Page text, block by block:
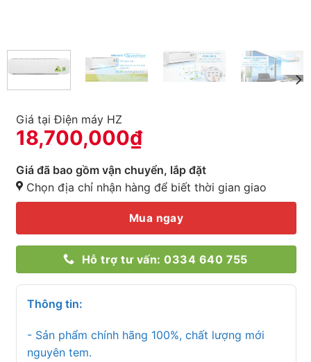
Giá tại Điện máy HZ
18,700,000₫
Giá đã bao gồm vận chuyển, lắp đặt
Chọn địa chỉ nhận hàng để biết thời gian giao
Mua ngay
Hỗ trợ tư vấn: 0334 640 755
Thông tin:
- Sản phẩm chính hãng 100%, chất lượng mới
nguyên tem.